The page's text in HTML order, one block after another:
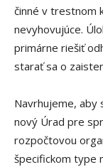
činné v trestnom
nevyhovujúce.
primárne riešiť
starať sa o
Navrhujeme, aby
nový Úrad pre
rozpočtovou
špecifickom type